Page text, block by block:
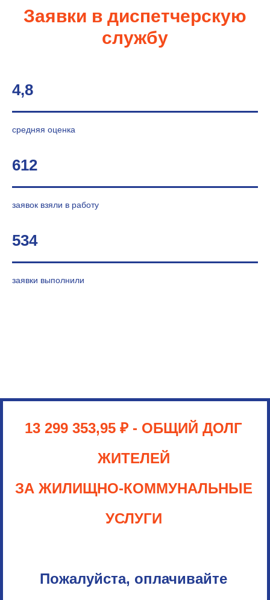
Заявки в диспетчерскую
службу
4,8
средняя оценка
612
заявок взяли в работу
534
заявки выполнили
13 299 353,95 ₽ - ОБЩИЙ ДОЛГ
ЖИТЕЛЕЙ
ЗА ЖИЛИЩНО-КОММУНАЛЬНЫЕ
УСЛУГИ
Пожалуйста, оплачивайте